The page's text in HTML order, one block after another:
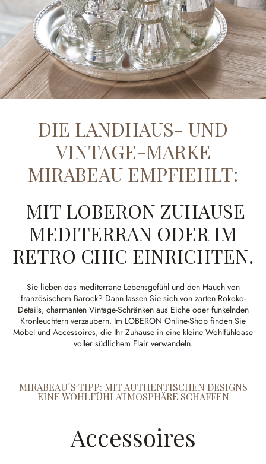
DIE LANDHAUS- UND
VINTAGE-MARKE
MIRABEAU EMPFIEHLT:
MIT LOBERON ZUHAUSE
MEDITERRAN ODER IM
RETRO CHIC EINRICHTEN.
Sie lieben das mediterrane Lebensgefühl und den Hauch von
französischem Barock? Dann lassen Sie sich von zarten Rokoko-
Details, charmanten Vintage-Schränken aus Eiche oder funkelnden
Kronleuchtern verzaubern. Im LOBERON Online-Shop finden Sie
Möbel und Accessoires, die Ihr Zuhause in eine kleine Wohlfühloase
voller südlichem Flair verwandeln.
MIRABEAU´S TIPP: MIT AUTHENTISCHEN DESIGNS
EINE WOHLFÜHLATMOSPHÄRE SCHAFFEN
Accessoires